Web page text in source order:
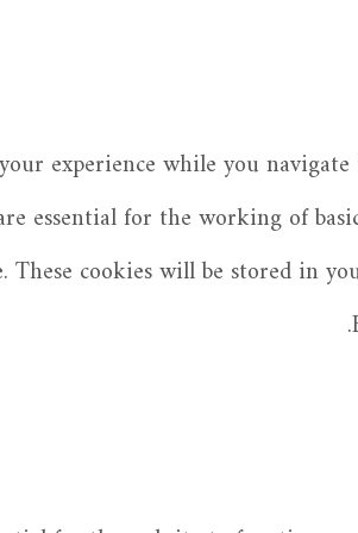
experience while you
essential for the working of
These cookies will be stored in